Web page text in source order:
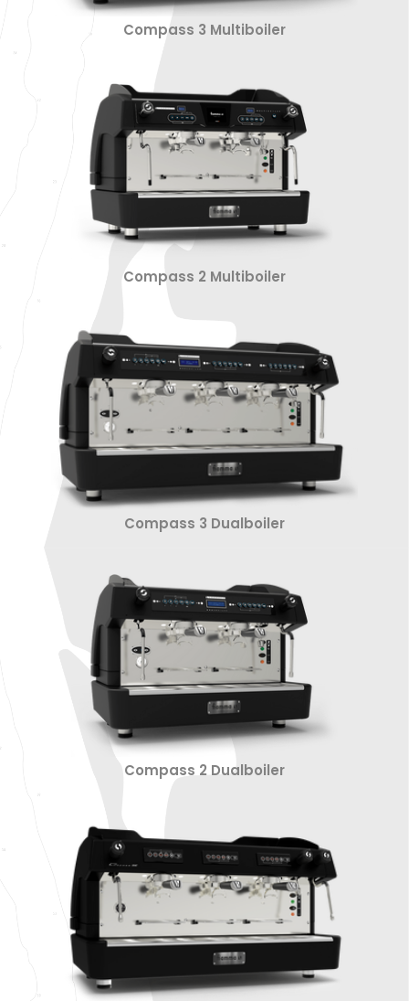
Compass 3 Multiboiler
Compass 2 Multiboiler
Compass 3 Dualboiler
Compass 2 Dualboiler